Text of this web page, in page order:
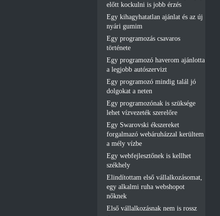
előtt kockulni is jobb érzés
Egy kihagyhatatlan ajánlat és az új
nyári gumim
Egy programozás csavaros
története
Egy programozó haverom ajánlotta
a legjobb autószervizt
Egy programozó mindig talál jó
dolgokat a neten
Egy programozónak is szüksége
lehet vízvezeték szerelőre
Egy Swarovski ékszereket
forgalmazó webáruházzal kerültem
a mély vízbe
Egy webfejlesztőnek is kellhet
székhely
Elindítottam első vállalkozásomat,
egy alkalmi ruha webshopot
nőknek
Első vállalkozásnak nem is rossz